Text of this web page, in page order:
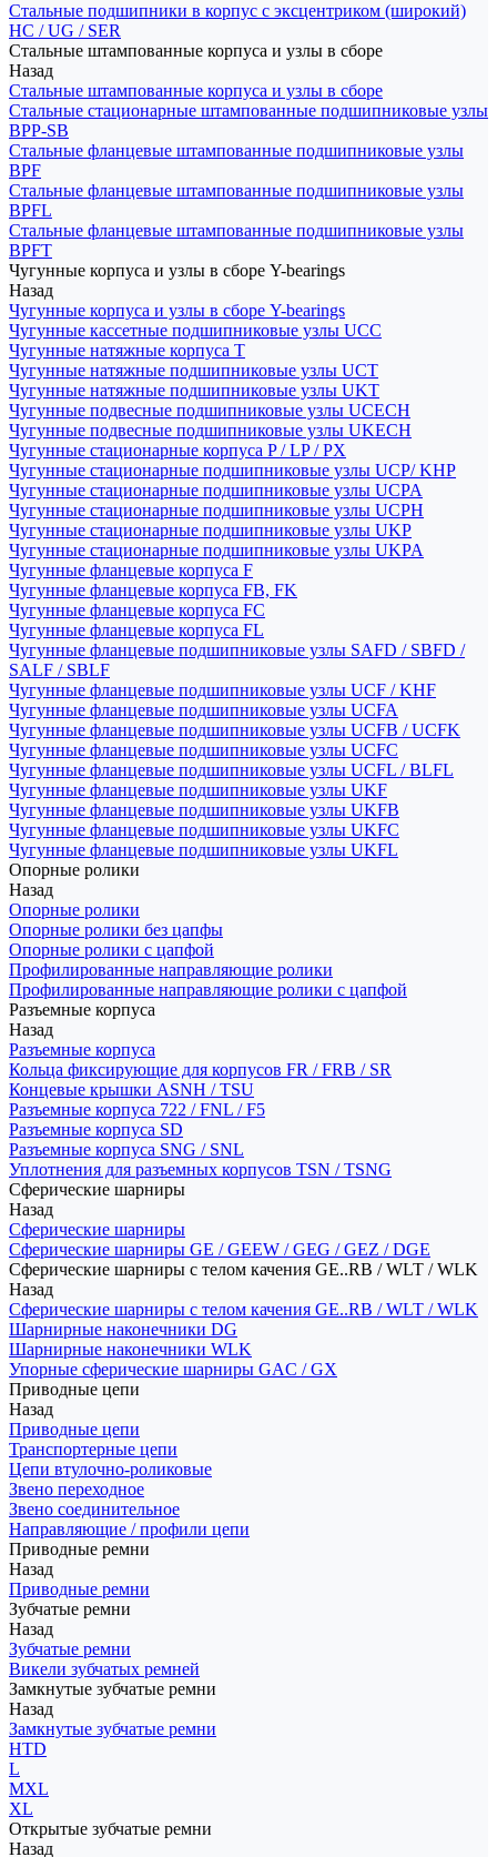
Стальные подшипники в корпус с эксцентриком (широкий)
HC / UG / SER
Стальные штампованные корпуса и узлы в сборе
Назад
Стальные штампованные корпуса и узлы в сборе
Стальные стационарные штампованные подшипниковые узлы
BPP-SB
Стальные фланцевые штампованные подшипниковые узлы
BPF
Стальные фланцевые штампованные подшипниковые узлы
BPFL
Стальные фланцевые штампованные подшипниковые узлы
BPFT
Чугунные корпуса и узлы в сборе Y-bearings
Назад
Чугунные корпуса и узлы в сборе Y-bearings
Чугунные кассетные подшипниковые узлы UCC
Чугунные натяжные корпуса T
Чугунные натяжные подшипниковые узлы UCT
Чугунные натяжные подшипниковые узлы UKT
Чугунные подвесные подшипниковые узлы UCECH
Чугунные подвесные подшипниковые узлы UKECH
Чугунные стационарные корпуса P / LP / PX
Чугунные стационарные подшипниковые узлы UCP/ KHP
Чугунные стационарные подшипниковые узлы UCPA
Чугунные стационарные подшипниковые узлы UCPH
Чугунные стационарные подшипниковые узлы UKP
Чугунные стационарные подшипниковые узлы UKPA
Чугунные фланцевые корпуса F
Чугунные фланцевые корпуса FB, FK
Чугунные фланцевые корпуса FC
Чугунные фланцевые корпуса FL
Чугунные фланцевые подшипниковые узлы SAFD / SBFD /
SALF / SBLF
Чугунные фланцевые подшипниковые узлы UCF / KHF
Чугунные фланцевые подшипниковые узлы UCFA
Чугунные фланцевые подшипниковые узлы UCFB / UCFK
Чугунные фланцевые подшипниковые узлы UCFC
Чугунные фланцевые подшипниковые узлы UCFL / BLFL
Чугунные фланцевые подшипниковые узлы UKF
Чугунные фланцевые подшипниковые узлы UKFB
Чугунные фланцевые подшипниковые узлы UKFC
Чугунные фланцевые подшипниковые узлы UKFL
Опорные ролики
Назад
Опорные ролики
Опорные ролики без цапфы
Опорные ролики с цапфой
Профилированные направляющие ролики
Профилированные направляющие ролики с цапфой
Разъемные корпуса
Назад
Разъемные корпуса
Кольца фиксирующие для корпусов FR / FRB / SR
Концевые крышки ASNH / TSU
Разъемные корпуса 722 / FNL / F5
Разъемные корпуса SD
Разъемные корпуса SNG / SNL
Уплотнения для разъемных корпусов TSN / TSNG
Сферические шарниры
Назад
Сферические шарниры
Сферические шарниры GE / GEEW / GEG / GEZ / DGE
Сферические шарниры с телом качения GE..RB / WLT / WLK
Назад
Сферические шарниры с телом качения GE..RB / WLT / WLK
Шарнирные наконечники DG
Шарнирные наконечники WLK
Упорные сферические шарниры GAC / GX
Приводные цепи
Назад
Приводные цепи
Транспортерные цепи
Цепи втулочно-роликовые
Звено переходное
Звено соединительное
Направляющие / профили цепи
Приводные ремни
Назад
Приводные ремни
Зубчатые ремни
Назад
Зубчатые ремни
Викели зубчатых ремней
Замкнутые зубчатые ремни
Назад
Замкнутые зубчатые ремни
HTD
L
MXL
XL
Открытые зубчатые ремни
Назад